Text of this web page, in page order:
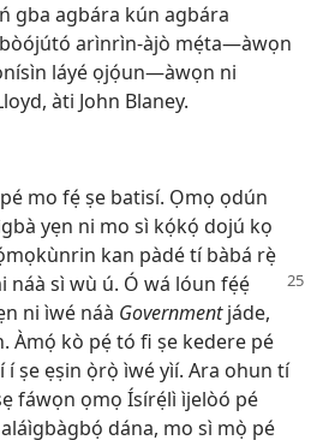
gba agbára kún agbára
arìnrìn-àjò mẹ́ta—àwọn
láyé ọjọ́un—àwọn ni
àti John Blaney.
mo fẹ́ ṣe batisí. Ọmọ ọdún
yẹn ni mo sì kọ́kọ́ dojú kọ
kan pàdé tí bàbá rẹ̀
náà sì wù ú. Ó wá lóun fẹ́ẹ́
ni ìwé náà Governmentjáde,
Àmọ́ kò pẹ́ tó fi ṣe kedere pé
ṣe ẹṣin ọ̀rọ̀ ìwé yìí. Ara ohun tí
fáwọn ọmọ Ísírẹ́lì ìjelòó pé
dána, mo sì mọ̀ pé